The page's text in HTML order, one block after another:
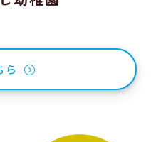
ら